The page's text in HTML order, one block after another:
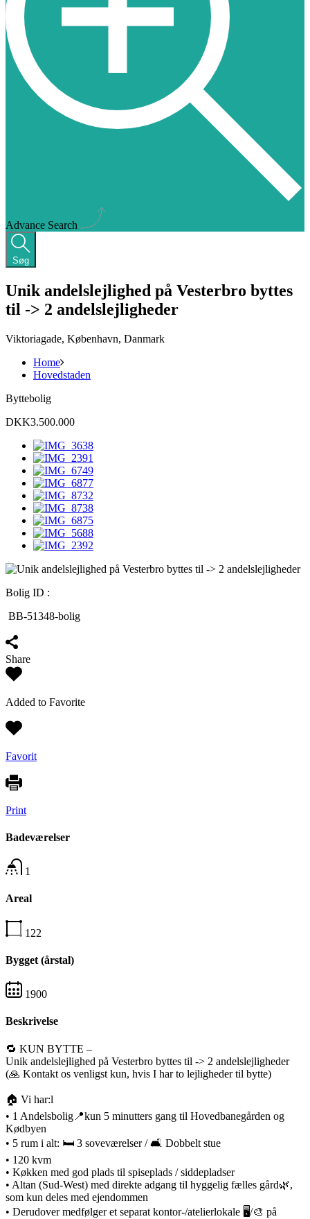
Advance Search
Søg
Unik andelslejlighed på Vesterbro byttes
til -> 2 andelslejligheder
Viktoriagade, København, Danmark
Home
Hovedstaden
Byttebolig
DKK3.500.000
Bolig ID :
BB-51348-bolig
Share
Added to Favorite
Favorit
Print
Badeværelser
1
Areal
122
Bygget (årstal)
1900
Beskrivelse
🔁 KUN BYTTE –
Unik andelslejlighed på Vesterbro byttes til -> 2 andelslejligheder
(🙏 Kontakt os venligst kun, hvis I har to lejligheder til bytte)
🏠 Vi har:l
• 1 Andelsbolig📍kun 5 minutters gang til Hovedbanegården og
Kødbyen
• 5 rum i alt: 🛏️ 3 soveværelser / 🛋️ Dobbelt stue
• 120 kvm
• Køkken med god plads til spiseplads / siddepladser
• Altan (Sud-West) med direkte adgang til hyggelig fælles gård🌿,
som kun deles med ejendommen
• Derudover medfølger et separat kontor-/atelierlokale 🖥️/🎨 på